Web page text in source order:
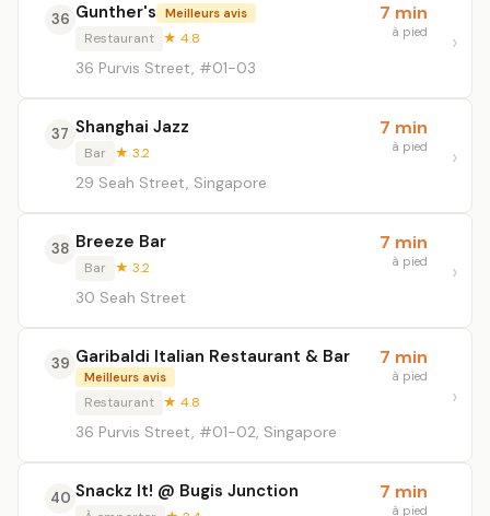
36 Gunther's Meilleurs avis
Restaurant ★ 4.8
36 Purvis Street, #01-03
7 min
à pied
37 Shanghai Jazz
Bar ★ 3.2
29 Seah Street, Singapore
7 min
à pied
38 Breeze Bar
Bar ★ 3.2
30 Seah Street
7 min
à pied
39 Garibaldi Italian Restaurant & Bar
Meilleurs avis
Restaurant ★ 4.8
36 Purvis Street, #01-02, Singapore
7 min
à pied
40 Snackz It! @ Bugis Junction 7 min
à pied